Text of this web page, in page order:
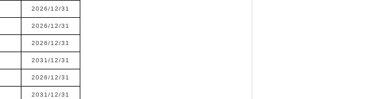
2026/12/31
2026/12/31
2026/12/31
2031/12/31
2026/12/31
2031/12/31